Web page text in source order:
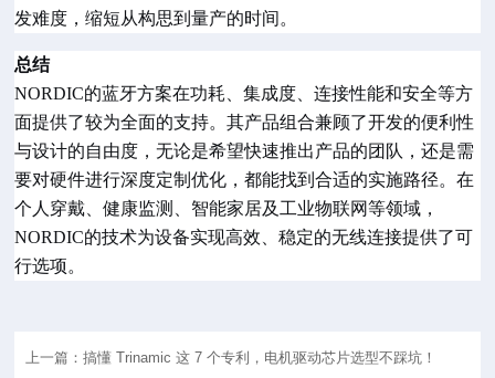
发难度，缩短从构思到量产的时间。
总结
NORDIC的蓝牙方案在功耗、集成度、连接性能和安全等方
面提供了较为全面的支持。其产品组合兼顾了开发的便利性
与设计的自由度，无论是希望快速推出产品的团队，还是需
要对硬件进行深度定制优化，都能找到合适的实施路径。在
个人穿戴、健康监测、智能家居及工业物联网等领域，
NORDIC的技术为设备实现高效、稳定的无线连接提供了可
行选项。
上一篇：搞懂 Trinamic 这 7 个专利，电机驱动芯片选型不踩坑！